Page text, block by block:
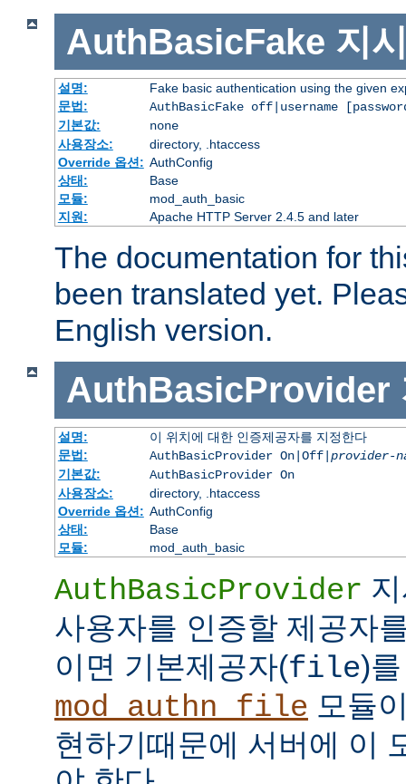
AuthBasicFake 지
설명:
Fake basic authentication using the given
문법:
AuthBasicFake off|username
기본값:
none
사용장소:
directory, .htaccess
Override 옵션: AuthConfig
상태:
Base
모듈:
mod_auth_basic
지원:
Apache HTTP Server 2.4.5 and later
The documentation for
been translated yet.
English version.
AuthBasicProvider
설명:
이 위치에 대한 인증제공자를 지정한다
문법:
AuthBasicProvider On|Off| provider-
기본값:
AuthBasicProvider On
사용장소:
directory, .htaccess
Override 옵션: AuthConfig
상태:
Base
모듈:
mod_auth_basic
AuthBasicProvider
사용자를 인증할 제공자
이면 기본제공자(file)
mod_authn_file 모듈
현하기때문에 서버에 이